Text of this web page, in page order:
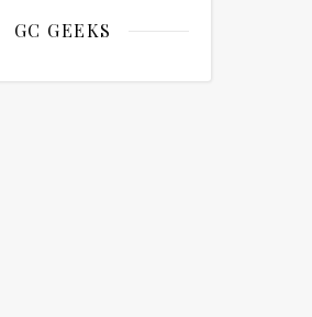
GC GEEKS